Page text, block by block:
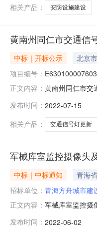
相关产品：
安防设施建设
黄南州同仁市交通信
中标｜开标公示
北京
项目编号：
正文内容： 黄南州同仁市交
文件递交时间
发布时间： 2022-07-15
相关产品：
交通信号灯更新
军械库室监控摄像头
中标｜中标通知 青海
招标单位： 青海方舟城市建
正文内容： 军械库室监控摄
负责人:;报价
发布时间： 2022-06-02